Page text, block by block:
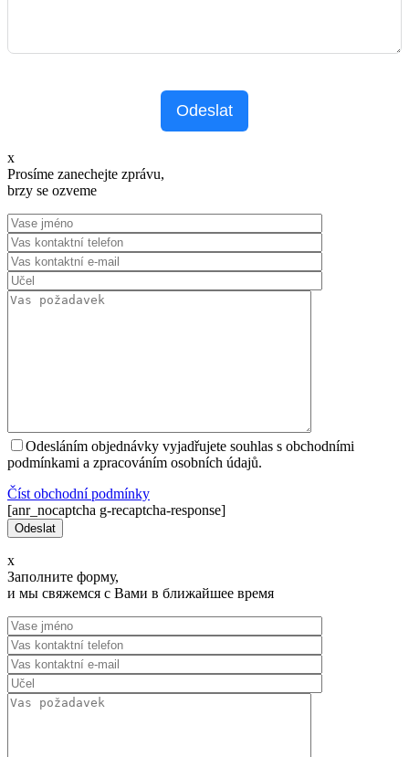
Odeslat
x
Prosíme zanechejte zprávu,
brzy se ozveme
Odesláním objednávky vyjadřujete souhlas s obchodními
podmínkami a zpracováním osobních údajů.
Číst оbchodní podmínky
[anr_nocaptcha g-recaptcha-response]
x
Заполните форму,
и мы свяжемся с Вами в ближайшее время